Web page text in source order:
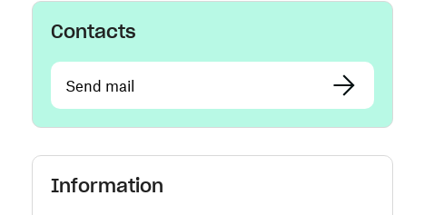
Contacts
Send mail
Information